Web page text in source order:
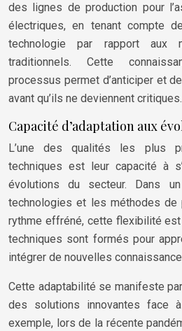
des lignes de production pour
électriques, en tenant compte
technologie par rapport aux
traditionnels. Cette
processus permet d’anticiper et
avant qu’ils ne deviennent critiques.
Capacité d’adaptation aux
L’une des qualités les plus
techniques est leur capacité à
évolutions du secteur. Dans
technologies et les méthodes de
rythme effréné, cette flexibilité
techniques sont formés pour
intégrer de nouvelles
Cette adaptabilité se manifeste
des solutions innovantes face
exemple, lors de la récente